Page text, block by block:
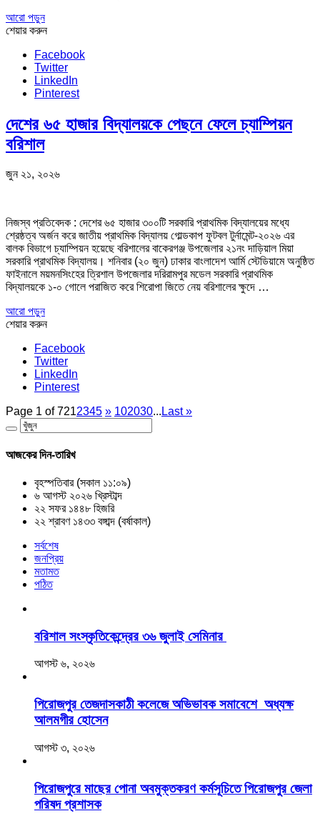
আরো পড়ুন
শেয়ার করুন
Facebook
Twitter
LinkedIn
Pinterest
দেশের ৬৫ হাজার বিদ্যালয়কে পেছনে ফেলে চ্যাম্পিয়ন
বরিশাল
জুন ২১, ২০২৬
নিজস্ব প্রতিবেদক : দেশের ৬৫ হাজার ৩০০টি সরকারি প্রাথমিক বিদ্যালয়ের মধ্যে
শ্রেষ্ঠত্ব অর্জন করে জাতীয় প্রাথমিক বিদ্যালয় গোল্ডকাপ ফুটবল টুর্নামেন্ট-২০২৬ এর
বালক বিভাগে চ্যাম্পিয়ন হয়েছে বরিশালের বাকেরগঞ্জ উপজেলার ২১নং দাড়িয়াল মিয়া
সরকারি প্রাথমিক বিদ্যালয়। শনিবার (২০ জুন) ঢাকার বাংলাদেশ আর্মি স্টেডিয়ামে অনুষ্ঠিত
ফাইনালে ময়মনসিংহের ত্রিশাল উপজেলার দরিরামপুর মডেল সরকারি প্রাথমিক
বিদ্যালয়কে ১-০ গোলে পরাজিত করে শিরোপা জিতে নেয় বরিশালের ক্ষুদে …
আরো পড়ুন
শেয়ার করুন
Facebook
Twitter
LinkedIn
Pinterest
Page 1 of 7212345 » 102030...Last »
আজকের দিন-তারিখ
বৃহস্পতিবার (সকাল ১১:০৯)
৬ আগস্ট ২০২৬ খ্রিস্টাব্দ
২২ সফর ১৪৪৮ হিজরি
২২ শ্রাবণ ১৪৩৩ বঙ্গাব্দ (বর্ষাকাল)
সর্বশেষ
জনপ্রিয়
মতামত
পঠিত
বরিশাল সংস্কৃতিকেন্দ্রের ৩৬ জুলাই সেমিনার
আগস্ট ৬, ২০২৬
‎পিরোজপুর তেজদাসকাঠী কলেজে অভিভাবক সমাবেশে অধ্যক্ষ
আলমগীর হোসেন
আগস্ট ৩, ২০২৬
পিরোজপুরে মাছের পোনা অবমুক্তকরণ কর্মসূচিতে পিরোজপুর জেলা
পরিষদ প্রশাসক